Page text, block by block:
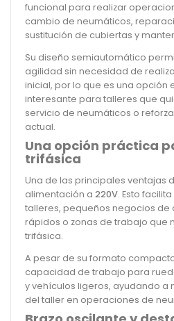
funcional para realizar
cambio de neumáticos,
sustitución de cubiertas y
Su diseño semiautomático
agilidad sin necesidad de
inicial, por lo que es una opción
interesante para talleres que
servicio de neumáticos o
actual.
Una opción práctica
trifásica
Una de las principales ventajas
alimentación a 220V. Esto
talleres, pequeños negocios de
rápidos o zonas de trabajo que
trifásica.
A pesar de su formato
capacidad de trabajo para
y vehículos ligeros, ayudando a
del taller en operaciones de